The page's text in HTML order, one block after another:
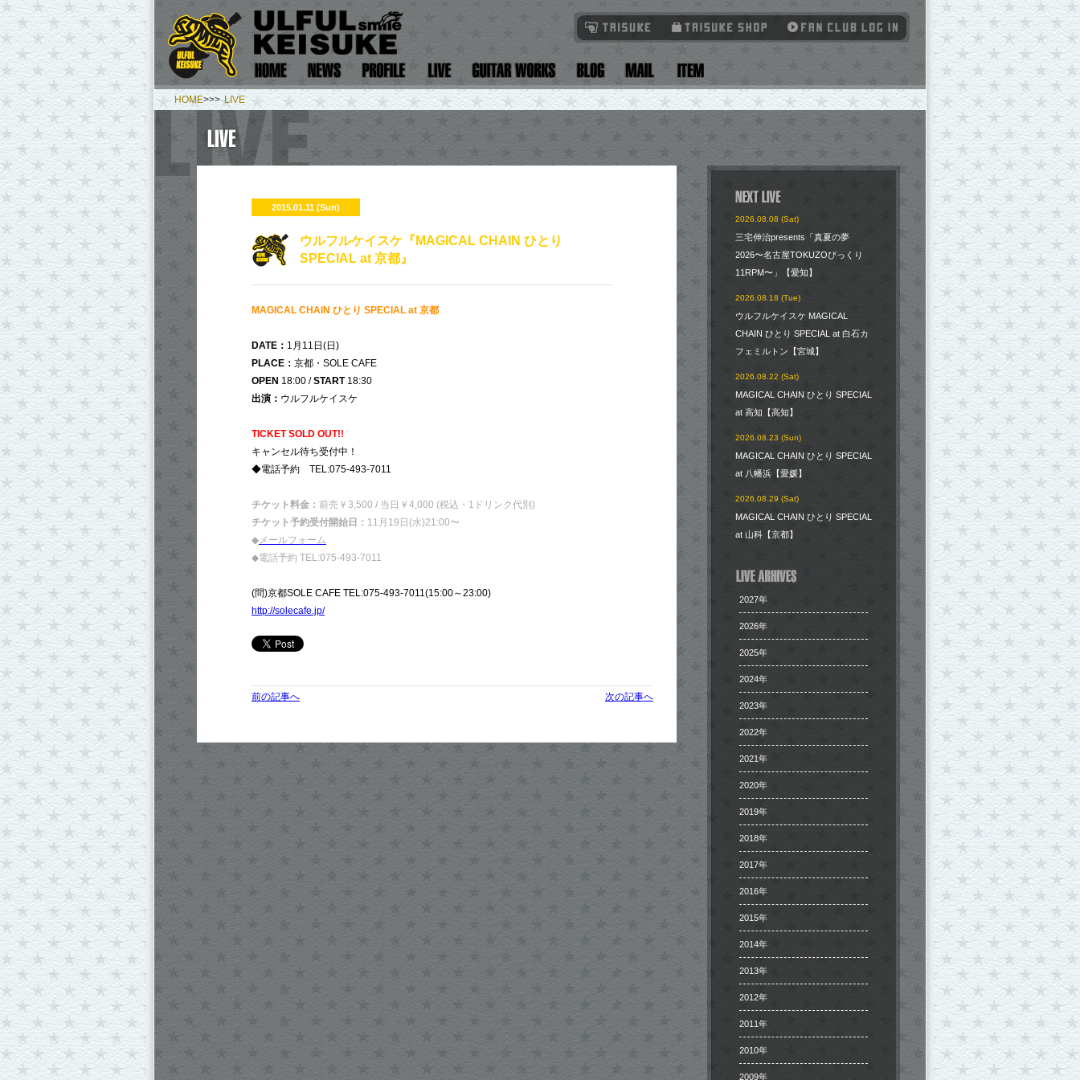
HOME>>> LIVE
2015.01.11 (Sun)
ウルフルケイスケ『MAGICAL CHAIN ひとり
SPECIAL at 京都』
MAGICAL CHAIN ひとり SPECIAL at 京都
DATE： 1月11日(日)
PLACE： 京都・SOLE CAFE
OPEN 18:00 /START18:30
出演： ウルフルケイスケ
TICKET SOLD OUT!!
キャンセル待ち受付中！
◆電話予約 TEL:075-493-7011
チケット料金： 前売￥3,500 / 当日￥4,000 (税込・1ドリンク代別)
チケット予約受付開始日： 11月19日(水)21:00〜
◆メールフォーム
◆電話予約 TEL:075-493-7011
(問)京都SOLE CAFE TEL:075-493-7011(15:00～23:00)
http://solecafe.jp/
前の記事へ 次の記事へ
2026.08.08 (Sat)
三宅伸治presents「真夏の夢
2026〜名古屋TOKUZOびっくり
11RPM〜」【愛知】
2026.08.18 (Tue)
ウルフルケイスケ MAGICAL
CHAIN ひとり SPECIAL at 白石カ
フェミルトン【宮城】
2026.08.22 (Sat)
MAGICAL CHAIN ひとり SPECIAL
at 高知【高知】
2026.08.23 (Sun)
MAGICAL CHAIN ひとり SPECIAL
at 八幡浜【愛媛】
2026.08.29 (Sat)
MAGICAL CHAIN ひとり SPECIAL
at 山科【京都】
2027年
2026年
2025年
2024年
2023年
2022年
2021年
2020年
2019年
2018年
2017年
2016年
2015年
2014年
2013年
2012年
2011年
2010年
2009年